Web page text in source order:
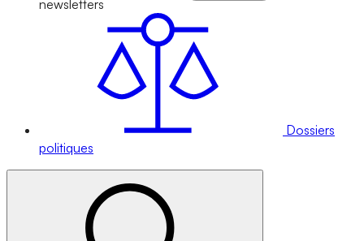
newsletters
Dossiers
politiques